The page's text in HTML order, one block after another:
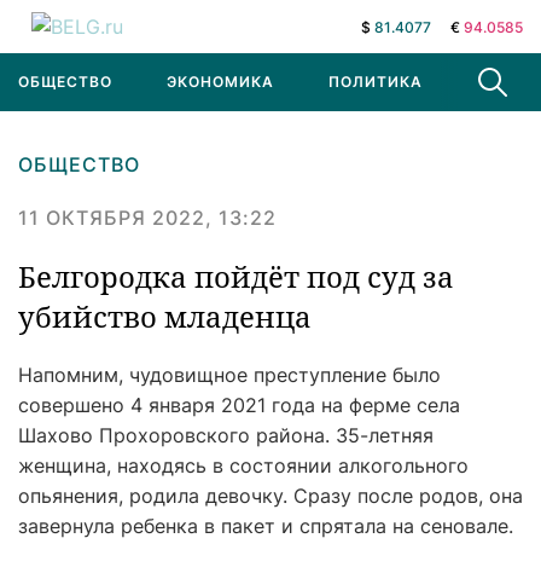
$ 81.4077 € 94.0585
ОБЩЕСТВО ЭКОНОМИКА ПОЛИТИКА В МИРЕ
ОБЩЕСТВО
11 ОКТЯБРЯ 2022, 13:22
Белгородка пойдёт под суд за
убийство младенца
Напомним, чудовищное преступление было
совершено 4 января 2021 года на ферме села
Шахово Прохоровского района. 35-летняя
женщина, находясь в состоянии алкогольного
опьянения, родила девочку. Сразу после родов, она
завернула ребенка в пакет и спрятала на сеновале.